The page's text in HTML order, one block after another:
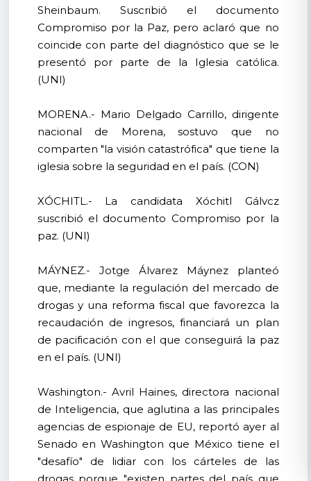
Sheinbaum. Suscribió el documento
Compromiso por la Paz, pero aclaró que no
coincide con parte del diagnóstico que se le
presentó por parte de la Iglesia católica.
(UNI)
MORENA.- Mario Delgado Carrillo, dirigente
nacional de Morena, sostuvo que no
comparten "la visión catastrófica" que tiene la
iglesia sobre la seguridad en el país. (CON)
XÓCHITL.- La candidata Xóchitl Gálvcz
suscribió el documento Compromiso por la
paz. (UNI)
MÁYNEZ.- Jotge Álvarez Máynez planteó
que, mediante la regulación del mercado de
drogas y una reforma fiscal que favorezca la
recaudación de ingresos, financiará un plan
de pacificación con el que conseguirá la paz
en el país. (UNI)
Washington.- Avril Haines, directora nacional
de Inteligencia, que aglutina a las principales
agencias de espionaje de EU, reportó ayer al
Senado en Washington que México tiene el
"desafío" de lidiar con los cárteles de las